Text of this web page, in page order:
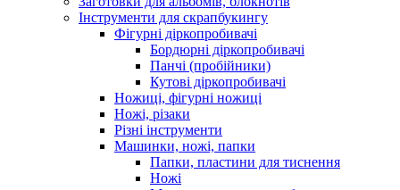
Інструменти для скрапбукингу
Фігурні діркопробивачі
Бордюрні діркопробивачі
Панчі (пробійники)
Кутові діркопробивачі
Ножиці, фігурні ножиці
Ножі, різаки
Різні інструменти
Машинки, ножі, папки
Папки, пластини для тиснення
Ножі